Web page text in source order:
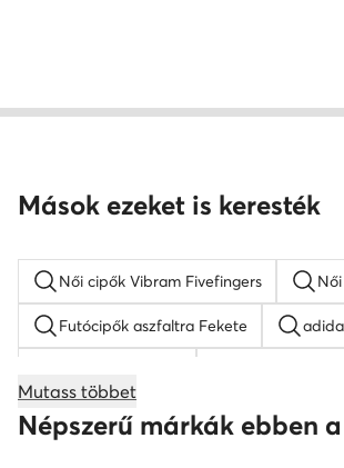
Mások ezeket is keresték
Női cipők Vibram Fivefingers
Futócipők aszfaltra Fekete
Nike Air Force 1 KARL
Mutass többet
Népszerű márkák ebben